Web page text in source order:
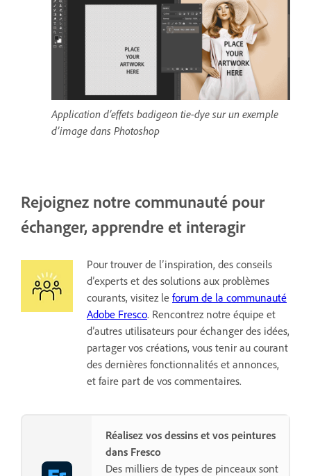
Application d’effets badigeon tie-dye sur un exemple
d’image dans Photoshop
Rejoignez notre communauté pour
échanger, apprendre et interagir
Pour trouver de l’inspiration, des conseils
d’experts et des solutions aux problèmes
courants, visitez le forum de la communauté
Adobe Fresco. Rencontrez notre équipe et
d’autres utilisateurs pour échanger des idées,
partager vos créations, vous tenir au courant
des dernières fonctionnalités et annonces,
et faire part de vos commentaires.
Réalisez vos dessins et vos peintures
dans Fresco
Des milliers de types de pinceaux sont